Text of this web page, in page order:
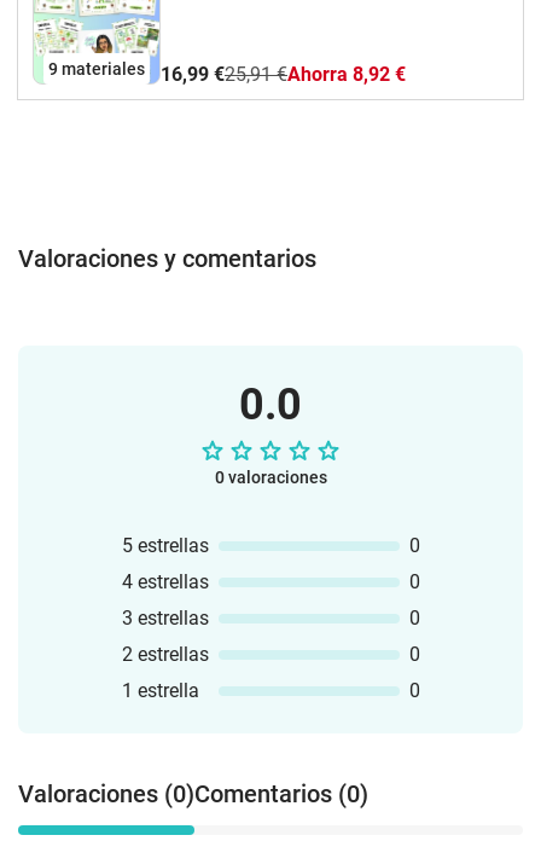
9 materiales
niños de educación infantil y primaria,
utilizando una temática colorida y
motricidad fina. 🌟 Incluye: 📌
numérico. 📌 Lengua y lectoescritura: ✅
Letras iniciales: Asociación de palabras
con su sonido inicial. ✅ Flashcards de
vocabulario primaveral con palabras
Ejercicios de escritura y lectura con más
de 70 tarjetas de práctica. 📌 Actividades
de desarrollo cognitivo: ✅ Simetrías:
Dibujar la otra mitad de diferentes
de trazos para mejorar la escritura. ✅
Puzzles primaverales: 5 rompecabezas
Beneficios del material: ✔️ Fomenta el
aprendizaje a través del juego. ✔️
16,99 €25,91 €Ahorra 8,92 €
Valoraciones y comentarios
0.0
0 valoraciones
5 estrellas
0
4 estrellas
0
3 estrellas
0
2 estrellas
0
1 estrella
0
Valoraciones (0)Comentarios (0)